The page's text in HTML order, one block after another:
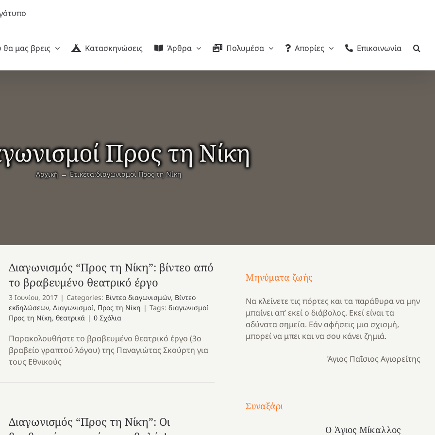
μας βρεις
Κατασκηνώσεις Άρθρα Πολυμέσα Απορίες Επικοινωνία
Προς τη Νίκη
Αρχική Ετικέτα:διαγωνισμοί Προς τη Νίκη
Διαγωνισμός “Προς τη Νίκη”: βίντεο από
το βραβευμένο θεατρικό έργο
3 Ιουνίου, 2017 | Categories: Βίντεο διαγωνισμών, Βίντεο
εκδηλώσεων, Διαγωνισμοί, Προς τη Νίκη | Tags: διαγωνισμοί
Προς τη Νίκη, θεατρικά | 0 Σχόλια
Παρακολουθήστε το βραβευμένο θεατρικό έργο (3ο
βραβείο γραπτού λόγου) της Παναγιώτας Σκούρτη για
τους Εθνικούς
Διαγωνισμός “Προς τη Νίκη”: Οι
Μηνύματα ζωής
Να κλείνετε τις πόρτες και τα παράθυρα να μην
μπαίνει απ’ εκεί ο διάβολος. Εκεί είναι τα
αδύνατα σημεία. Εάν αφήσεις μια σχισμή,
μπορεί να μπει και να σου κάνει ζημιά.
Άγιος Παΐσιος Αγιορείτης
Συναξάρι
Ο Άγιος Μίκαλλος
Μια
και
Κατασκηνωτικές